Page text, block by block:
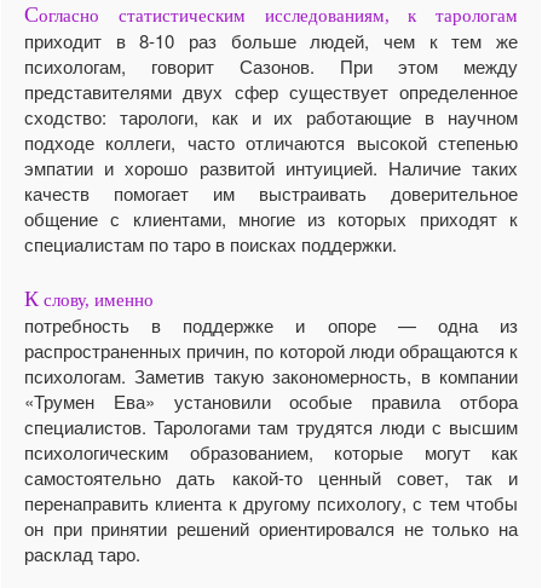
Согласно статистическим исследованиям, к тарологам
приходит в 8-10 раз больше людей, чем к тем же
психологам, говорит Сазонов. При этом между
представителями двух сфер существует определенное
сходство: тарологи, как и их работающие в научном
подходе коллеги, часто отличаются высокой степенью
эмпатии и хорошо развитой интуицией. Наличие таких
качеств помогает им выстраивать доверительное
общение с клиентами, многие из которых приходят к
специалистам по таро в поисках поддержки.
К слову, именно
потребность в поддержке и опоре — одна из
распространенных причин, по которой люди обращаются к
психологам. Заметив такую закономерность, в компании
«Трумен Ева» установили особые правила отбора
специалистов. Тарологами там трудятся люди с высшим
психологическим образованием, которые могут как
самостоятельно дать какой-то ценный совет, так и
перенаправить клиента к другому психологу, с тем чтобы
он при принятии решений ориентировался не только на
расклад таро.